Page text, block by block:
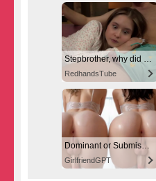
Stepbrother, why did you show me your dick? Now I want to fuck you with my wet pussy
RedhandsTube
Dominant or Submissive? Cold or Wild?
GirlfriendGPT